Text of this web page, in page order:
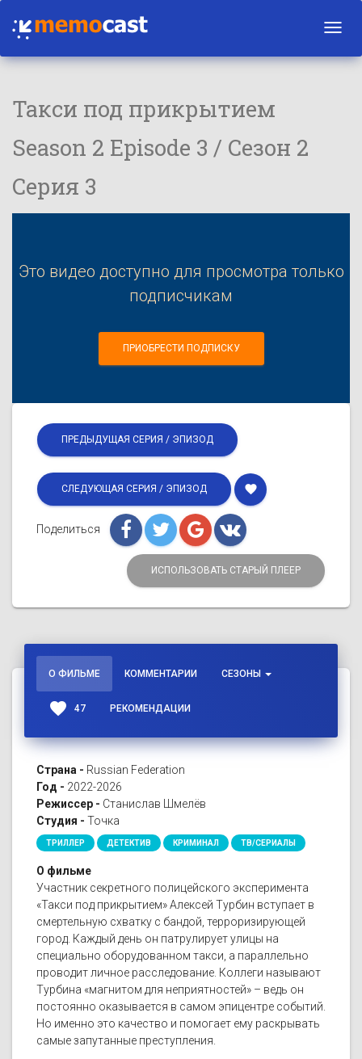
Такси под прикрытием
Season 2 Episode 3 / Сезон 2
Серия 3
Это видео доступно для просмотра только
подписчикам
ПРИОБРЕСТИ ПОДПИСКУ
ПРЕДЫДУЩАЯ СЕРИЯ / ЭПИЗОД
СЛЕДУЮЩАЯ СЕРИЯ / ЭПИЗОД favorite
Поделиться
ИСПОЛЬЗОВАТЬ СТАРЫЙ ПЛЕЕР
О ФИЛЬМЕ КОММЕНТАРИИ СЕЗОНЫ
favorite 47 РЕКОМЕНДАЦИИ
Страна - Russian Federation
Год - 2022-2026
Режиссер - Станислав Шмелёв
Студия - Точка
ТРИЛЛЕР ДЕТЕКТИВ КРИМИНАЛ ТВ/СЕРИАЛЫ
О фильме
Участник секретного полицейского эксперимента
«Такси под прикрытием» Алексей Турбин вступает в
смертельную схватку с бандой, терроризирующей
город. Каждый день он патрулирует улицы на
специально оборудованном такси, а параллельно
проводит личное расследование. Коллеги называют
Турбина «магнитом для неприятностей» – ведь он
постоянно оказывается в самом эпицентре событий.
Но именно это качество и помогает ему раскрывать
самые запутанные преступления.